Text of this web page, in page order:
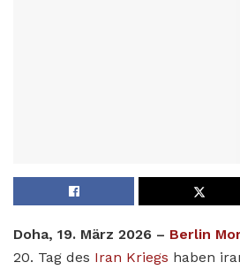
Doha, 19. März 2026 – Berlin
20. Tag des Iran Kriegs haben